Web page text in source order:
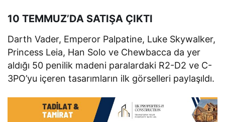
10 TEMMUZ’DA SATIŞA ÇIKTI
Darth Vader, Emperor Palpatine, Luke Skywalker,
Princess Leia, Han Solo ve Chewbacca da yer
aldığı 50 penilik madeni paralardaki R2-D2 ve C-
3PO’yu içeren tasarımların ilk görselleri paylaşıldı.